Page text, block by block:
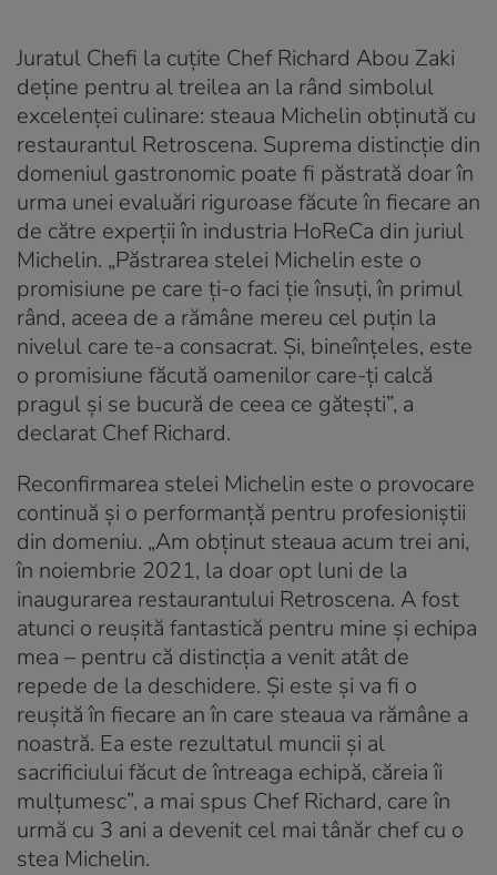
Juratul Chefi la cuțite Chef Richard Abou Zaki
deține pentru al treilea an la rând simbolul
excelenței culinare: steaua Michelin obținută cu
restaurantul Retroscena. Suprema distincție din
domeniul gastronomic poate fi păstrată doar în
urma unei evaluări riguroase făcute în fiecare an
de către experții în industria HoReCa din juriul
Michelin. „Păstrarea stelei Michelin este o
promisiune pe care ți-o faci ție însuți, în primul
rând, aceea de a rămâne mereu cel puțin la
nivelul care te-a consacrat. Și, bineînțeles, este
o promisiune făcută oamenilor care-ți calcă
pragul și se bucură de ceea ce gătești”, a
declarat Chef Richard.
Reconfirmarea stelei Michelin este o provocare
continuă și o performanță pentru profesioniștii
din domeniu. „Am obținut steaua acum trei ani,
în noiembrie 2021, la doar opt luni de la
inaugurarea restaurantului Retroscena. A fost
atunci o reușită fantastică pentru mine și echipa
mea – pentru că distincția a venit atât de
repede de la deschidere. Și este și va fi o
reușită în fiecare an în care steaua va rămâne a
noastră. Ea este rezultatul muncii și al
sacrificiului făcut de întreaga echipă, căreia îi
mulțumesc”, a mai spus Chef Richard, care în
urmă cu 3 ani a devenit cel mai tânăr chef cu o
stea Michelin.